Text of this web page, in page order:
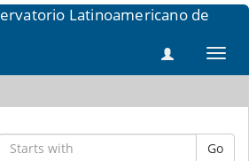
Latinoamericano de
Go